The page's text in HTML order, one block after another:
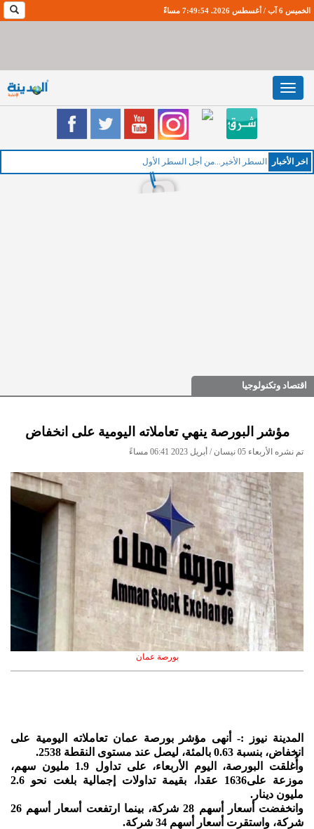
الخميس 6 آب / أغسطس 2026. 7:49:54 مساءً
Toggle
navigation
اخر اﻷخبار الخم
اقتصاد وتكنولوجيا
مؤشر البورصة ينهي تعاملاته اليومية على انخفاض
تم نشره الأربعاء 05 نيسان / أبريل 2023 06:41 مساءً
بورصة عمان
المدينة نيوز :- أنهى مؤشر بورصة عمان تعاملاته اليومية على
انخفاض، بنسبة 0.63 بالمئة، ليصل عند مستوى النقطة 2538.
وأُغلقت البورصة، اليوم الأربعاء، على تداول 1.9 مليون سهم،
موزعة على1636 عقدا، بقيمة تداولات إجمالية بلغت نحو 2.6
مليون دينار.
وانخفضت أسعار أسهم 28 شركة، بينما ارتفعت أسعار أسهم 26
شركة، واستقرت أسعار أسهم 34 شركة.